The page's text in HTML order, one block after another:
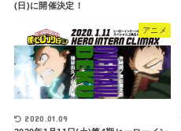
(日)に開催決定！
アニメ
2020.01.09